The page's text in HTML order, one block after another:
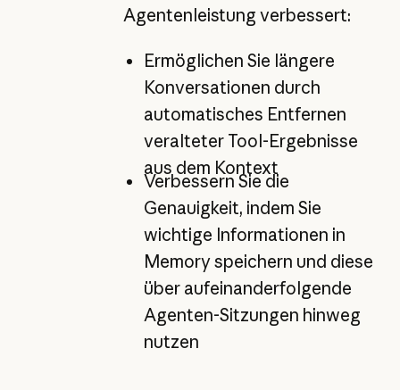
Agentenleistung verbessert:
Ermöglichen Sie längere
Konversationen durch
automatisches Entfernen
veralteter Tool-Ergebnisse
aus dem Kontext
Verbessern Sie die
Genauigkeit, indem Sie
wichtige Informationen in
Memory speichern und diese
über aufeinanderfolgende
Agenten-Sitzungen hinweg
nutzen